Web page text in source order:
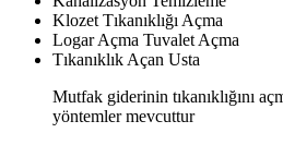
Klozet Tıkanıklığı Açma
Logar Açma Tuvalet Açma
Tıkanıklık Açan Usta
Mutfak giderinin tıkanıklığını
yöntemler mevcuttur